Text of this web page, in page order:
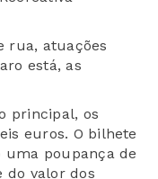
rua, atuações
está, as
principal, os
euros. O bilhete
poupança de
do valor dos